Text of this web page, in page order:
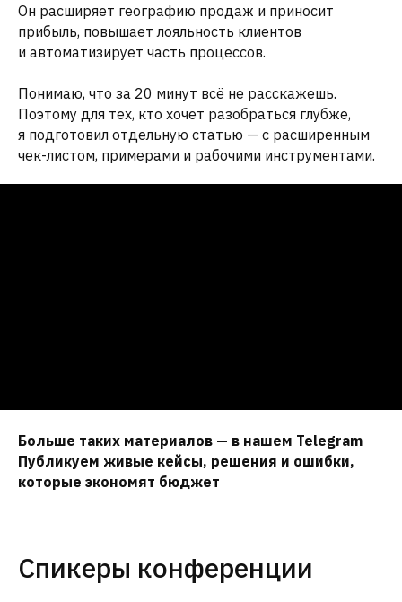
Он расширяет географию продаж и приносит
прибыль, повышает лояльность клиентов
и автоматизирует часть процессов.
Понимаю, что за 20 минут всё не расскажешь.
Поэтому для тех, кто хочет разобраться глубже,
я подготовил отдельную статью — с расширенным
чек-листом, примерами и рабочими инструментами.
Больше таких материалов — в нашем Telegram
Публикуем живые кейсы, решения и ошибки,
которые экономят бюджет
Спикеры конференции